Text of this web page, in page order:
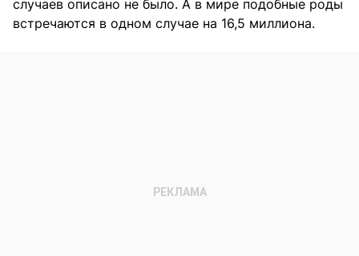
случаев описано не было. А в мире подобные роды
встречаются в одном случае на 16,5 миллиона.